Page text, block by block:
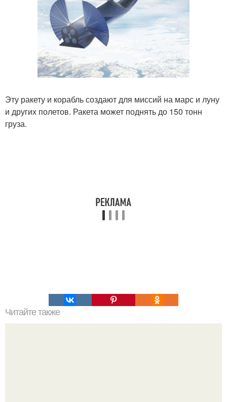
Эту ракету и корабль создают для миссий на марс и луну
и других полетов. Ракета может поднять до 150 тонн
груза.
Читайте также